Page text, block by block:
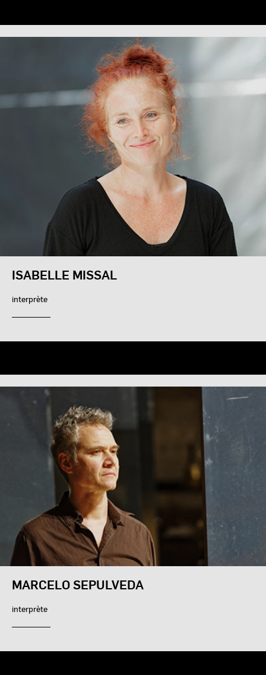
ISABELLE MISSAL
interprète
MARCELO SEPULVEDA
interprète